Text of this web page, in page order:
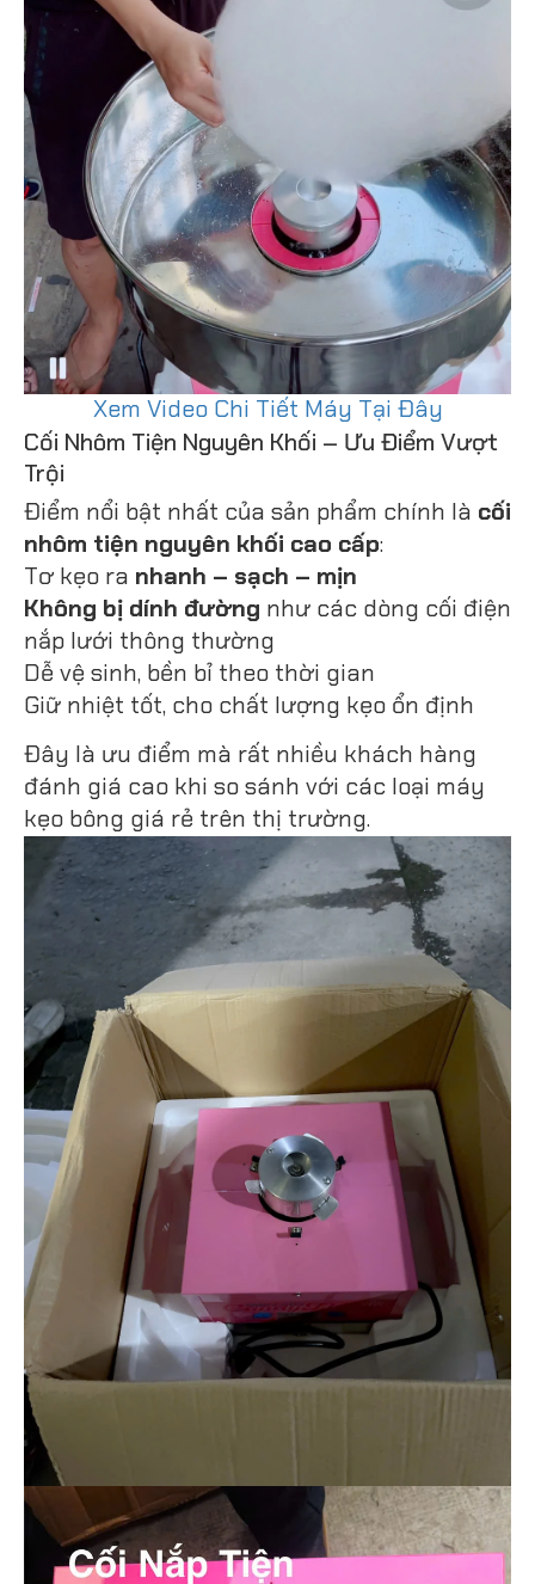
Xem Video Chi Tiết Máy Tại Đây
Cối Nhôm Tiện Nguyên Khối – Ưu Điểm Vượt
Trội
Điểm nổi bật nhất của sản phẩm chính là cối
nhôm tiện nguyên khối cao cấp:
Tơ kẹo ra nhanh – sạch – mịn
Không bị dính đường như các dòng cối điện
nắp lưới thông thường
Dễ vệ sinh, bền bỉ theo thời gian
Giữ nhiệt tốt, cho chất lượng kẹo ổn định
Đây là ưu điểm mà rất nhiều khách hàng
đánh giá cao khi so sánh với các loại máy
kẹo bông giá rẻ trên thị trường.